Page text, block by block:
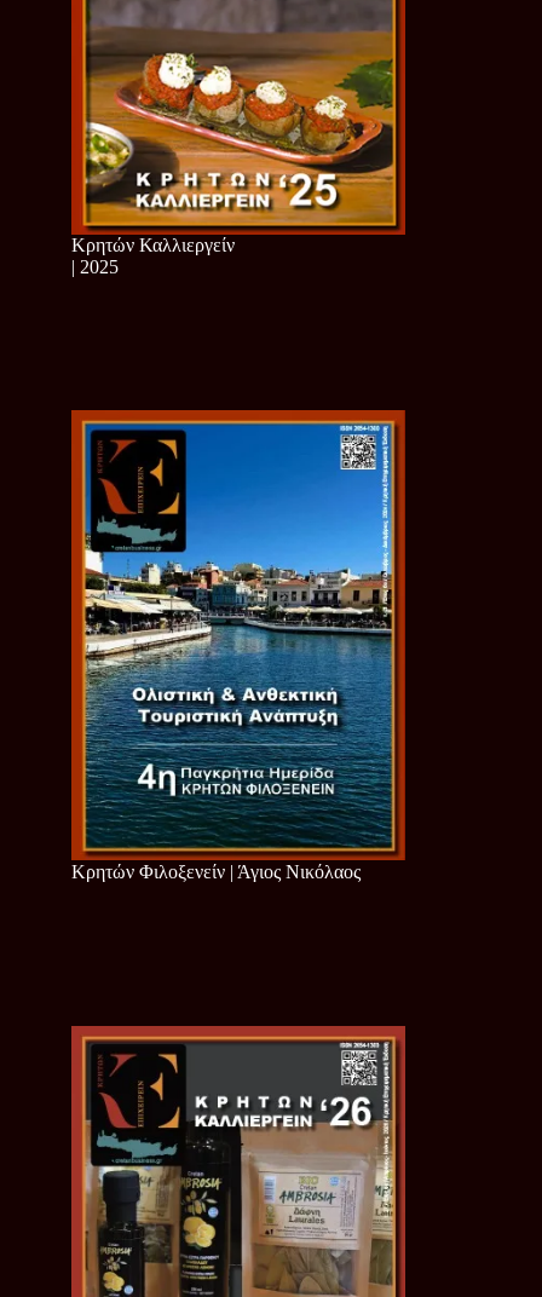
Κρητών Καλλιεργείν
| 2025
Κρητών Φιλοξενείν | Άγιος Νικόλαος